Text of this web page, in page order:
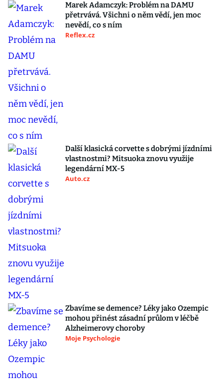
Marek Adamczyk: Problém na DAMU
přetrvává. Všichni o něm vědí, jen moc
nevědí, co s ním
Reflex.cz
Další klasická corvette s dobrými jízdními
vlastnostmi? Mitsuoka znovu využije
legendární MX-5
Auto.cz
Zbavíme se demence? Léky jako Ozempic
mohou přinést zásadní průlom v léčbě
Alzheimerovy choroby
Moje Psychologie